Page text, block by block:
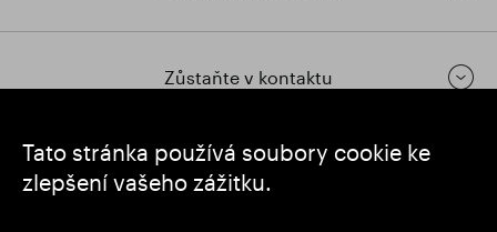
Tato stránka používá soubory cookie ke
zlepšení vašeho zážitku.
Zůstaňte v kontaktu
https://www.linkedin.com/
https://www.youtube.com/
https://twitter.com/